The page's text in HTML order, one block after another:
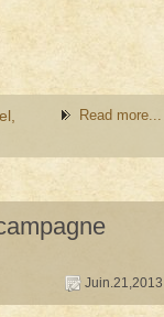
Read more...
Juin.21,2013